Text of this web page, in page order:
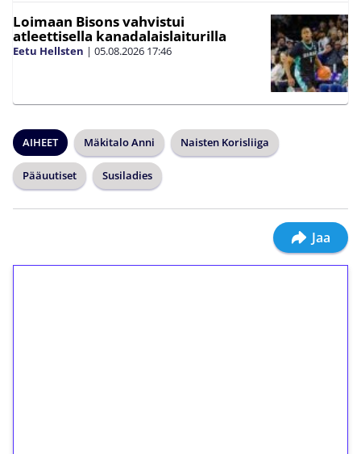
Loimaan Bisons vahvistui
atleettisella kanadalaislaiturilla
Eetu Hellsten | 05.08.2026 17:46
AIHEET Mäkitalo Anni Naisten Korisliiga
Pääuutiset Susiladies
Jaa